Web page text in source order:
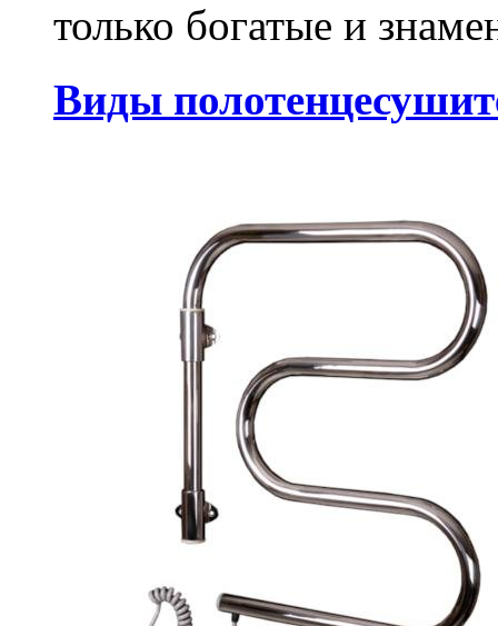
только богатые и
Виды